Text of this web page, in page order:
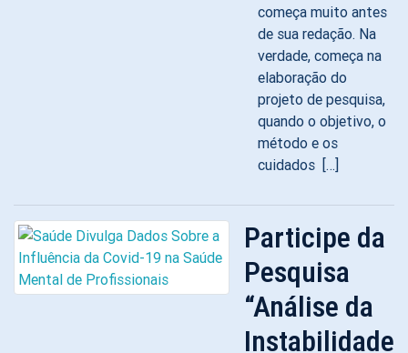
começa muito antes
de sua redação. Na
verdade, começa na
elaboração do
projeto de pesquisa,
quando o objetivo, o
método e os
cuidados […]
Participe da
Pesquisa
“Análise da
Instabilidade